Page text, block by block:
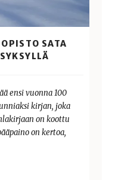
SATA
ensi vuonna 100
kirjan, joka
on koottu
on kertoa,